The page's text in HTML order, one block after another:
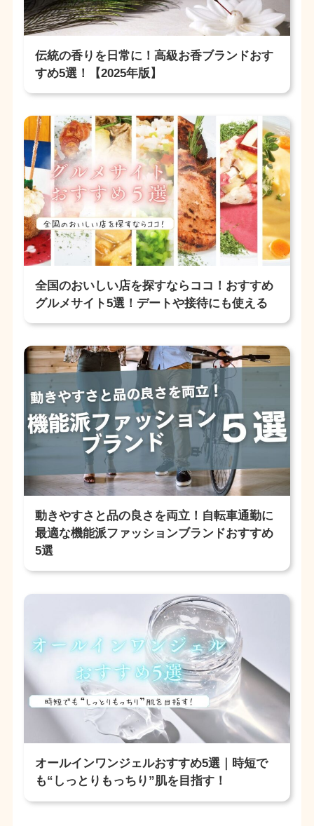
伝統の香りを日常に！高級お香ブランドおす
すめ5選！【2025年版】
全国のおいしい店を探すならココ！おすすめ
グルメサイト5選！デートや接待にも使える
動きやすさと品の良さを両立！自転車通勤に
最適な機能派ファッションブランドおすすめ
5選
オールインワンジェルおすすめ5選｜時短で
も“しっとりもっちり”肌を目指す！